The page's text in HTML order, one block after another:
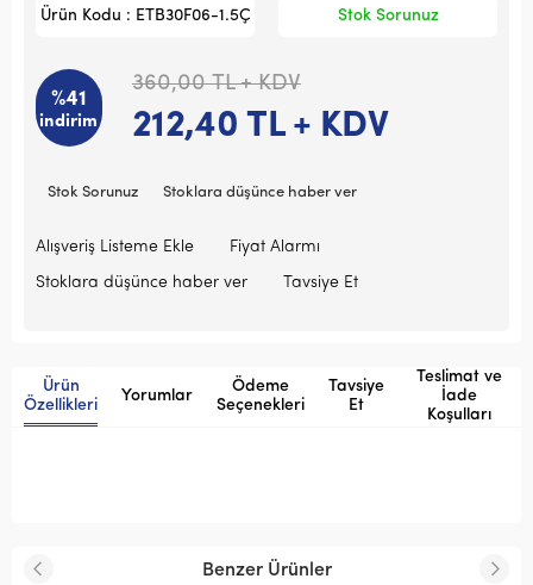
Ürün Kodu : ETB30F06-1.5Ç Stok Sorunuz
%41
indirim
360,00TL + KDV
212,40 TL + KDV
Stok Sorunuz Stoklara düşünce haber ver
Alışveriş Listeme Ekle
Fiyat Alarmı
Stoklara düşünce haber ver
Tavsiye Et
Ürün
Özellikleri
Yorumlar
Ödeme
Seçenekleri
Tavsiye
Et
Teslimat ve
İade
Koşulları
Benzer Ürünler